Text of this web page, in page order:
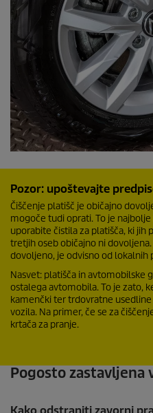
Pozor: upoštevajte
Čiščenje platišč je običajno
mogoče tudi oprati. To je
uporabite čistila za platišča, ki jih
tretjih oseb običajno ni
dovoljeno, je odvisno od lokalnih
Nasvet: platišča in avtomobilske
ostalega avtomobila. To je zato,
kamenčki ter trdovratne
vozila. Na primer, če se za
krtača za pranje.
Pogosto zastavljena